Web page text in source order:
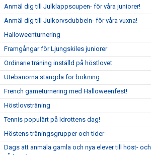
Anmäl dig till Julklappscupen- för våra juniorer!
Anmäl dig till Julkorvsdubbeln- för våra vuxna!
Halloweenturnering
Framgångar för Ljungskiles juniorer
Ordinarie träning inställd på höstlovet
Utebanorna stängda för bokning
French gameturnering med Halloweenfest!
Höstlovsträning
Tennis populärt på Idrottens dag!
Höstens träningsgrupper och tider
Dags att anmäla gamla och nya elever till höst- och